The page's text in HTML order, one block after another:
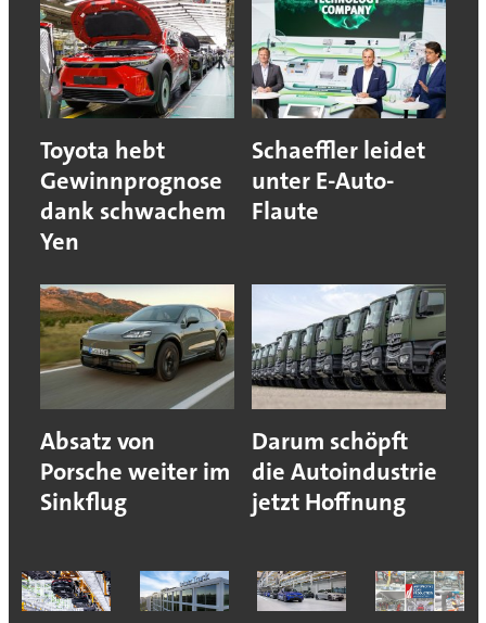
Toyota hebt
Gewinnprognose
dank schwachem
Yen
Schaeffler leidet
unter E-Auto-
Flaute
Absatz von
Porsche weiter im
Sinkflug
Darum schöpft
die Autoindustrie
jetzt Hoffnung